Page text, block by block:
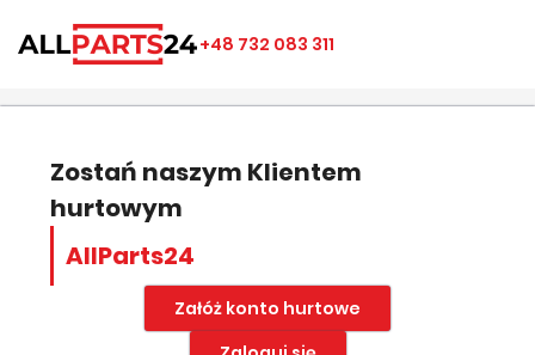
+48 732 083 311
Zostań naszym Klientem
hurtowym
AllParts24
Załóż konto hurtowe
((modalTitle))
((cancelText))
Utwórz listę ulubionych
Anuluj Zapisz
Zaloguj się
liście życzeń.
Anuluj Zaloguj się